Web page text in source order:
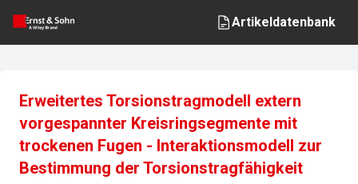
Artikeldatenbank
Erweitertes Torsionstragmodell extern
vorgespannter Kreisringsegmente mit
trockenen Fugen - Interaktionsmodell zur
Bestimmung der Torsionstragfähigkeit